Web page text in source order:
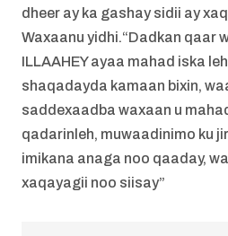
dheer ay ka gashay sidii ay
Waxaanu yidhi.“Dadkan qaar
ILLAAHEY ayaa mahad iska
shaqadayda kamaan bixin,
saddexaadba waxaan u
qadarinleh, muwaadinimo ku
imikana anaga noo qaaday,
xaqayagii noo siisay”